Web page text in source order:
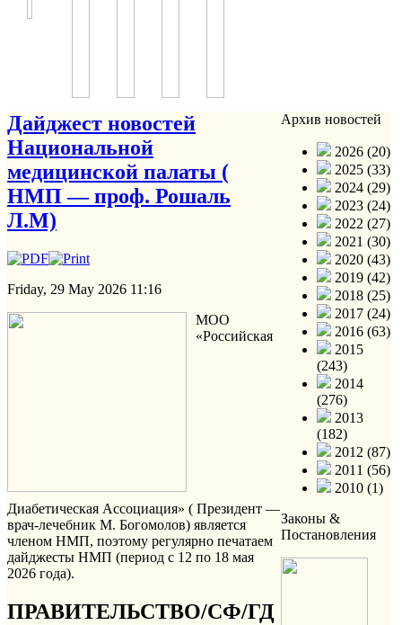
Дайджест новостей
Национальной
медицинской палаты (
НМП — проф. Рошаль
Л.М)
Friday, 29 May 2026 11:16
МОО
«Российская
Диабетическая Ассоциация» ( Президент —
врач-лечебник М. Богомолов) является
членом НМП, поэтому регулярно печатаем
дайджесты НМП (период с 12 по 18 мая
2026 года).
ПРАВИТЕЛЬСТВО/СФ/ГД
Архив новостей
2026 (20)
2025 (33)
2024 (29)
2023 (24)
2022 (27)
2021 (30)
2020 (43)
2019 (42)
2018 (25)
2017 (24)
2016 (63)
2015
(243)
2014
(276)
2013
(182)
2012 (87)
2011 (56)
2010 (1)
Законы &
Постановления